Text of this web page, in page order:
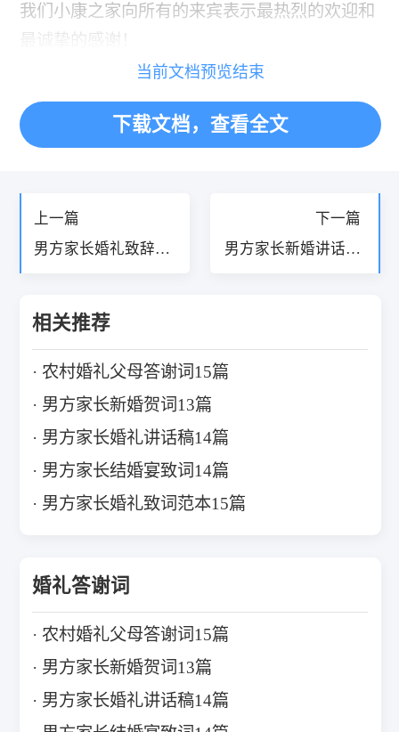
我们小康之家向所有的来宾表示最热烈的欢迎和
最诚挚的感谢！
«
当前文档预览结束
下载文档，查看全文
上一篇
男方家长婚礼致辞简
下一篇
男方家长新婚讲话怎
相关推荐
农村婚礼父母答谢词15篇
男方家长新婚贺词13篇
男方家长婚礼讲话稿14篇
男方家长结婚宴致词14篇
男方家长婚礼致词范本15篇
婚礼答谢词
农村婚礼父母答谢词15篇
男方家长新婚贺词13篇
男方家长婚礼讲话稿14篇